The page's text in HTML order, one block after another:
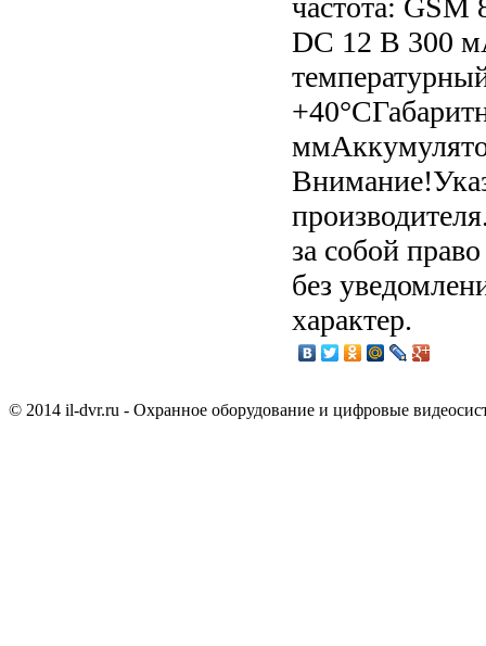
частота:
DC 12 В 300
за собой
без
характер.
© 2014 il-dvr.ru - Охранное оборудование и цифровые